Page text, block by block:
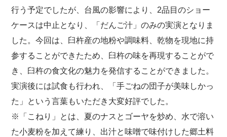
行う予定でしたが、台風の影響により、2品目のショー
ケースは中止となり、「だんご汁」のみの実演となりま
した。今回は、臼杵産の地粉や調味料、乾物を現地に持
参することができたため、臼杵の味を再現することがで
き、臼杵の食文化の魅力を発信することができました。
実演後には試食も行われ、「手ごねの団子が美味しかっ
た」という言葉もいただき大変好評でした。
※「こねり」とは、夏のナスとゴーヤを炒め、水で溶い
た小麦粉を加えて練り、出汁と味噌で味付けした郷土料